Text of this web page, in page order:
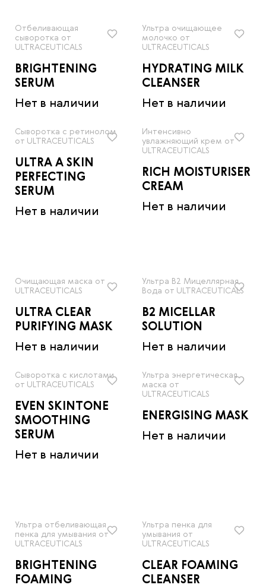
Отбеливающая
сыворотка от
ULTRACEUTICALS
BRIGHTENING
SERUM
Нет в наличии
Ультра очищающее
молочко от
ULTRACEUTICALS
HYDRATING MILK
CLEANSER
Нет в наличии
Сыворотка с ретинолом
от ULTRACEUTICALS
ULTRA A SKIN
PERFECTING
SERUM
Нет в наличии
Интенсивно
увлажняющий крем от
ULTRACEUTICALS
RICH MOISTURISER
CREAM
Нет в наличии
Очищающая маска от
ULTRACEUTICALS
ULTRA CLEAR
PURIFYING MASK
Нет в наличии
Ультра В2 Мицеллярная
Вода от ULTRACEUTICALS
B2 MICELLAR
SOLUTION
Нет в наличии
Сыворотка с кислотами
от ULTRACEUTICALS
EVEN SKINTONE
SMOOTHING
SERUM
Нет в наличии
Ультра энергетическая
маска от
ULTRACEUTICALS
ENERGISING MASK
Нет в наличии
Ультра отбеливающая
пенка для умывания от
ULTRACEUTICALS
BRIGHTENING
FOAMING
Ультра пенка для
умывания от
ULTRACEUTICALS
CLEAR FOAMING
CLEANSER